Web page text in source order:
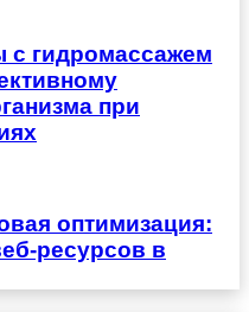
с гидромассажем
при
оптимизация:
ресурсов в